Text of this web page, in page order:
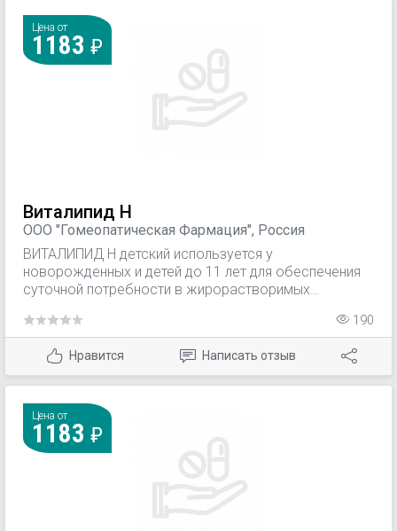
иммобилизации в случае травм, соблюдения диет с
отказом от приема молока и молочных продуктов);
— лечение гипопаратиреоза и
Цена от
1183
Виталипид Н
ООО "Гомеопатическая Фармация", Россия
ВИТАЛИПИД Н детский используется у
новорожденных и детей до 11 лет для обеспечения
суточной потребности в жирорастворимых
190
Нравится Написать отзыв
Цена от
1183